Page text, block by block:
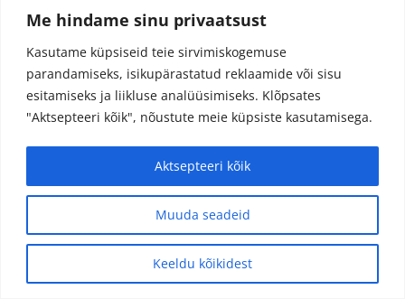
Me hindame sinu privaatsust
Kasutame küpsiseid teie sirvimiskogemuse
parandamiseks, isikupärastatud reklaamide või sisu
esitamiseks ja liikluse analüüsimiseks. Klõpsates
"Aktsepteeri kõik", nõustute meie küpsiste kasutamisega.
Muuda seadeid
Keeldu kõikidest
Aktsepteeri kõik
LOODUSE VÄGI